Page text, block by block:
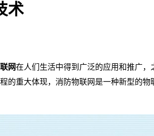
术
网在人们生活中得到广泛的应用和推广
的重大体现，消防物联网是一种新型的